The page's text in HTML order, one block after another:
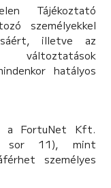
Tájékoztató
személyekkel
illetve az
változtatások
hatályos
a FortuNet Kft.
sor 11), mint
személyes